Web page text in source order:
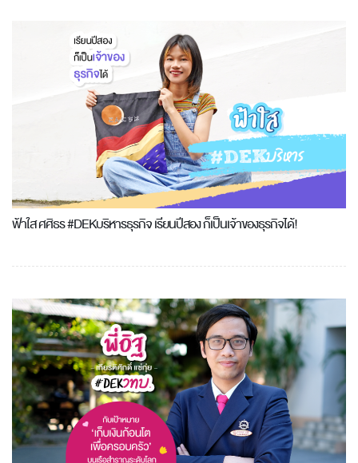
ฟ้าใส ศศิธร #DEKบริหารธุรกิจ เรียนปีสอง ก็เป็นเจ้าของธุรกิจได้!